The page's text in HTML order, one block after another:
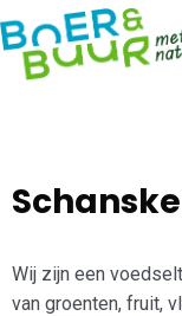
Wij zijn een
van groenten, fruit,